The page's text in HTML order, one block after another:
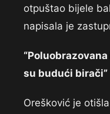
otpuštao bijele
napisala je
su budući birači”
Orešković je